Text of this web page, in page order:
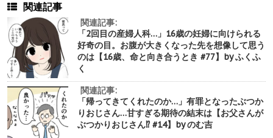
関連記事
関連記事:
「2回目の産婦人科…」16歳の妊婦に向けられる
好奇の目。お腹が大きくなった先を想像して思う
のは【16歳、命と向き合うとき #77】by ふくふ
く
関連記事:
「帰ってきてくれたのか…」有罪となったぶつか
りおじさん…甘すぎる期待の結末は【お父さんが
ぶつかりおじさん⁉︎ #14】by のむ吉